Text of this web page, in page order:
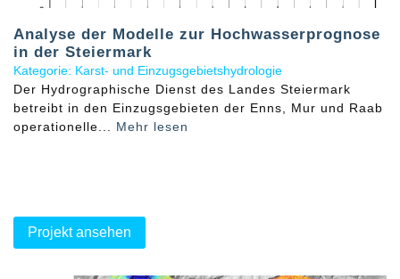
Analyse der Modelle zur Hochwasserprognose
in der Steiermark
Kategorie: Karst- und Einzugsgebietshydrologie
Der Hydrographische Dienst des Landes Steiermark
betreibt in den Einzugsgebieten der Enns, Mur und Raab
operationelle... Mehr lesen
Projekt ansehen